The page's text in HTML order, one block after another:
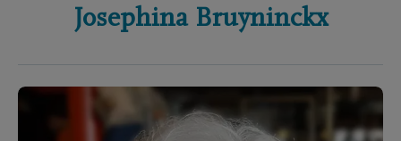
Josephina Bruyninckx